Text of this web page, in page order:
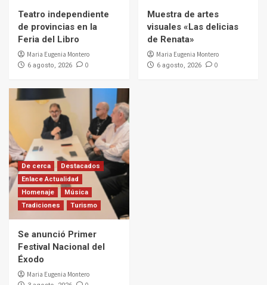
Teatro independiente
de provincias en la
Feria del Libro
Maria Eugenia Montero
6 agosto, 2026 0
Muestra de artes
visuales «Las delicias
de Renata»
Maria Eugenia Montero
6 agosto, 2026 0
De cerca
Destacados
Enlace Actualidad
Homenaje
Música
Tradiciones
Turismo
Se anunció Primer
Festival Nacional del
Éxodo
Maria Eugenia Montero